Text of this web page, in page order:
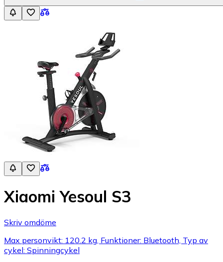
Xiaomi Yesoul S3
Skriv omdöme
Max personvikt: 120.2 kg, Funktioner: Bluetooth, Typ av
cykel: Spinningcykel